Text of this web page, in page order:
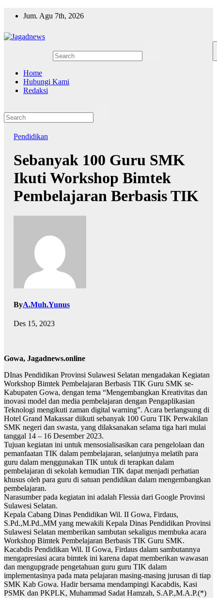
Jum. Agu 7th, 2026
Home
Hubungi Kami
Redaksi
Pendidikan
Sebanyak 100 Guru SMK
Ikuti Workshop Bimtek
Pembelajaran Berbasis TIK
ByA.Muh.Yunus
Des 15, 2023
Gowa, Jagadnews.online
DInas Pendidikan Provinsi Sulawesi Selatan mengadakan Kegiatan
Workshop Bimtek Pembelajaran Berbasis TIK Guru SMK se-
Kabupaten Gowa, dengan tema “Mengembangkan Kreativitas dan
inovasi model dan media pembelajaran dengan Pengaplikasian
Teknologi mengikuti zaman digital warning”. Acara berlangsung di
Hotel Grand Makassar diikuti sebanyak 100 Guru TIK Perwakilan
SMK negeri dan swasta, yang dilaksanakan selama tiga hari mulai
tanggal 14 – 16 Desember 2023.
Tujuan kegiatan ini untuk mensosialisasikan cara pengelolaan dan
pemanfaatan TIK dalam pembelajaran, selanjutnya melatih para
guru dalam menggunakan TIK untuk di terapkan dalam
pembelajaran di sekolah kemudian TIK dapat menjadi perhatian
khusus oleh para guru di satuan pendidikan dalam mengembangkan
pembelajaran.
Narasumber pada kegiatan ini adalah Flessia dari Google Provinsi
Sulawesi Selatan.
Kepala Cabang Dinas Pendidikan Wil. II Gowa, Firdaus,
S.Pd.,M.Pd.,MM yang mewakili Kepala Dinas Pendidikan Provinsi
Sulawesi Selatan memberikan sambutan sekaligus membuka acara
Workshop Bimtek Pembelajaran Berbasis TIK Guru SMK.
Kacabdis Pendidikan Wil. II Gowa, Firdaus dalam sambutannya
mengapresiasi acara bimtek ini karena dapat memberikan wawasan
dan mengupgrade pengetahuan guru guru TIK dalam
implementasinya pada mata pelajaran masing-masing jurusan di tiap
SMK Kab Gowa. Hadir bersama mendampingi Kacabdis, Kasi
PSMK dan PKPLK, Muhammad Sadat Hamzah, S.AP.,M.A.P.(*)